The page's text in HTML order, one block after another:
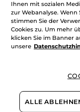
Ihnen mit sozialen
zur Webanalyse. Wenn
stimmen Sie der
Cookies zu. Um mehr
klicken Sie im Banner
unsere
ALLE